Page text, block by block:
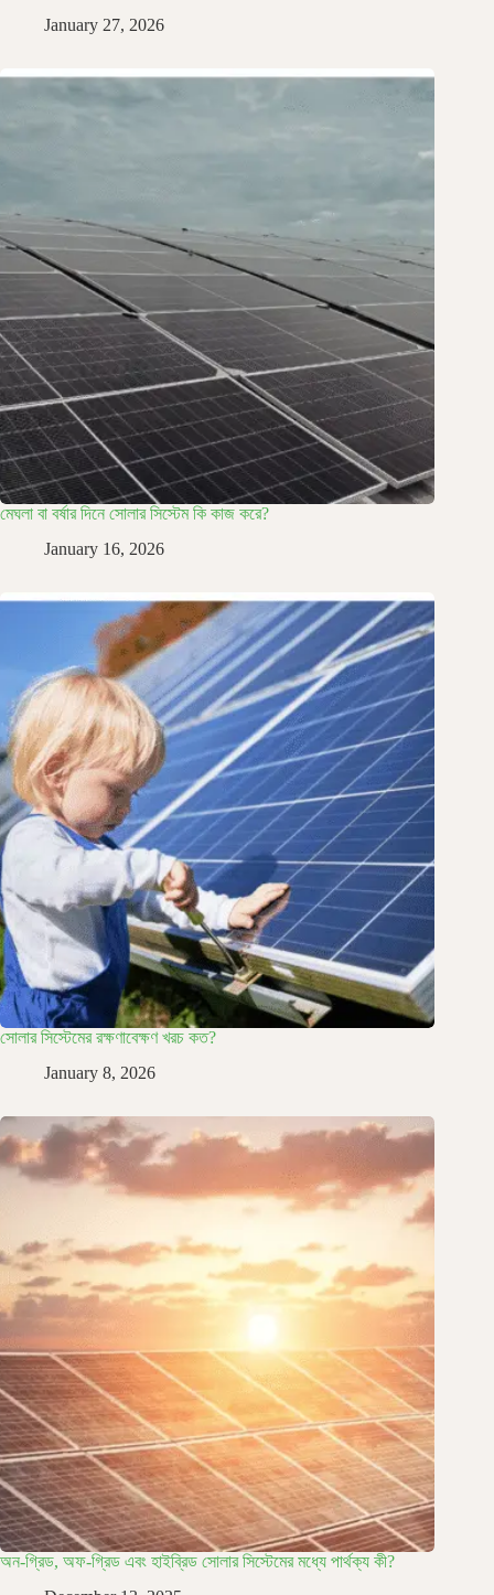
January 27, 2026
মেঘলা বা বর্ষার দিনে সোলার সিস্টেম কি কাজ করে?
January 16, 2026
সোলার সিস্টেমের রক্ষণাবেক্ষণ খরচ কত?
January 8, 2026
অন-গ্রিড, অফ-গ্রিড এবং হাইব্রিড সোলার সিস্টেমের মধ্যে পার্থক্য কী?